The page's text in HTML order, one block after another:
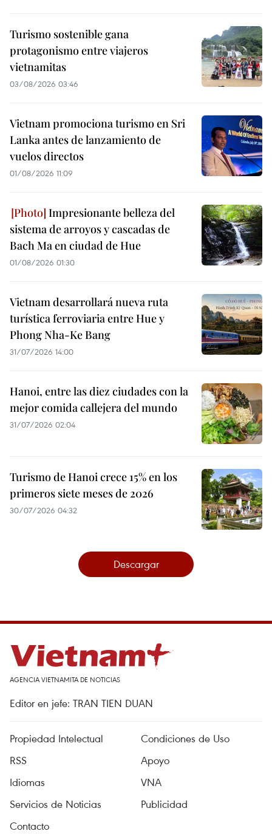
Turismo sostenible gana
protagonismo entre viajeros
vietnamitas
03/08/2026 03:46
Vietnam promociona turismo en Sri
Lanka antes de lanzamiento de
vuelos directos
01/08/2026 11:09
Impresionante belleza del
sistema de arroyos y cascadas de
Bach Ma en ciudad de Hue
01/08/2026 01:30
Vietnam desarrollará nueva ruta
turística ferroviaria entre Hue y
Phong Nha-Ke Bang
31/07/2026 14:00
Hanoi, entre las diez ciudades con la
mejor comida callejera del mundo
31/07/2026 02:04
Turismo de Hanoi crece 15% en los
primeros siete meses de 2026
30/07/2026 04:32
Descargar
AGENCIA VIETNAMITA DE NOTICIAS
Editor en jefe: TRAN TIEN DUAN
Propiedad Intelectual
Condiciones de Uso
RSS
Apoyo
Idiomas
VNA
Servicios de Noticias
Publicidad
Contacto